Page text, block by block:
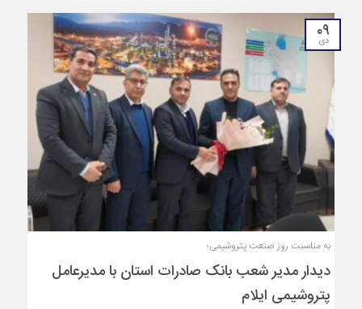
۰۹
دی
به مناسبت روز صنعت پتروشیمی؛
دیدار مدیر شعب بانک صادرات استان با مدیرعامل
پتروشیمی ایلام